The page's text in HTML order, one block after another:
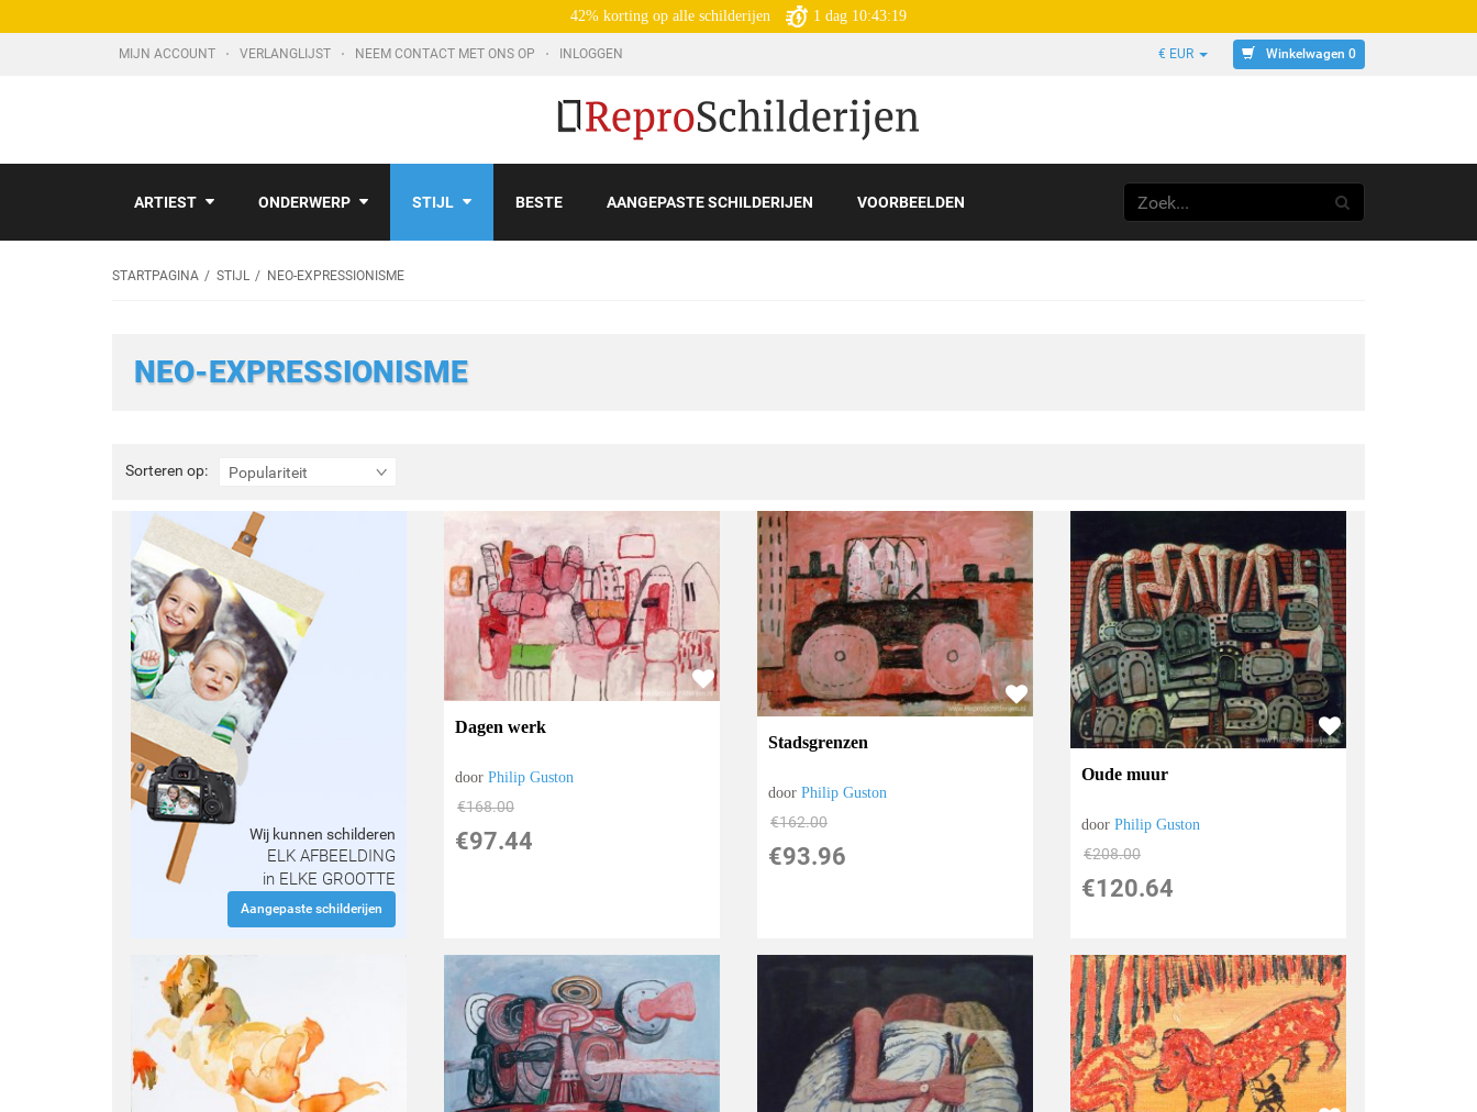
42% korting op alle schilderijen 1 dag 10:43:17
MIJN ACCOUNT VERLANGLIJST NEEM CONTACT MET ONS OP INLOGGEN € EUR Winkelwagen 0
ARTIEST ONDERWERP STIJL BESTE AANGEPASTE SCHILDERIJEN VOORBEELDEN
STARTPAGINA STIJL NEO-EXPRESSIONISME
NEO-EXPRESSIONISME
Sorteren op: Populariteit
Sorteren
op:
Wij kunnen schilderen
ELK AFBEELDING
in ELKE GROOTTE
Aangepaste schilderijen
Dagen werk
doorPhilip Guston
€168.00
€97.44
Stadsgrenzen
doorPhilip Guston
€162.00
€93.96
Oude muur
doorPhilip Guston
€208.00
€120.64